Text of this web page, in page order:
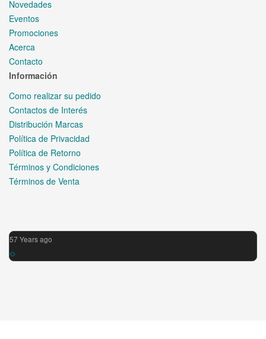
Novedades
Eventos
Promociones
Acerca
Contacto
Información
Como realizar su pedido
Contactos de Interés
Distribución Marcas
Política de Privacidad
Política de Retorno
Términos y Condiciones
Términos de Venta
57 Years ago